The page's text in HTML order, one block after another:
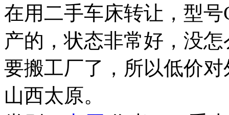
在用二手车床转让，型
产的，状态非常好，没
要搬工厂了，所以低价
山西太原。